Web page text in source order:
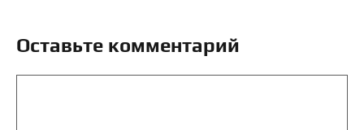
Оставьте комментарий